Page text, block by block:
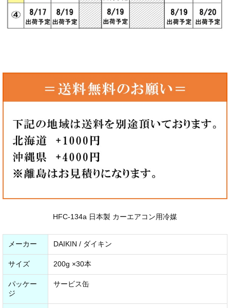
HFC-134a 日本製 カーエアコン用冷媒
メーカー DAIKIN / ダイキン
サイズ 200g ×30本
パッケー
ジ
サービス缶